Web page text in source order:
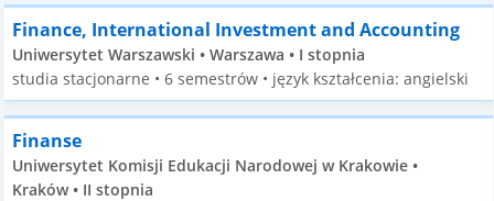
Finance, International Investment and Accounting
Uniwersytet Warszawski • Warszawa • I stopnia
studia stacjonarne • 6 semestrów • język kształcenia: angielski
Finanse
Uniwersytet Komisji Edukacji Narodowej w Krakowie •
Kraków • II stopnia